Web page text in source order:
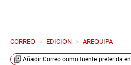
CORREO > EDICION > AREQUIPA
Añadir Correo como fuente preferida en